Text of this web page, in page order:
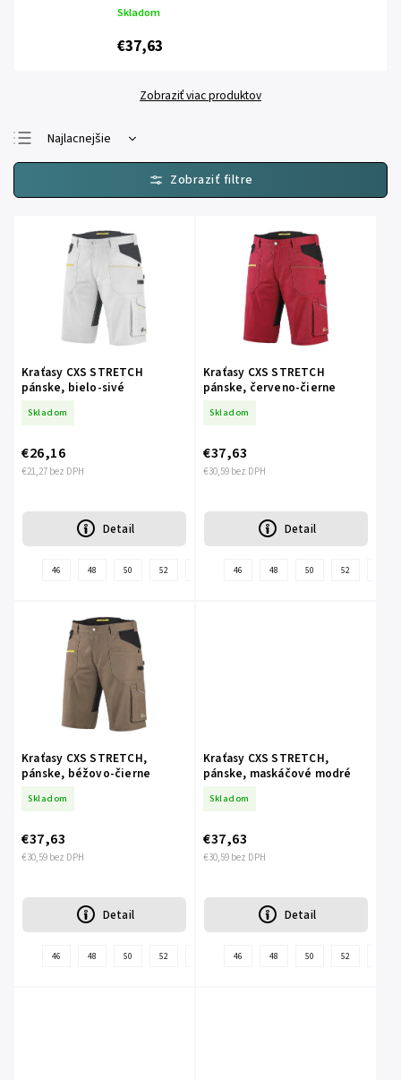
Skladom
€37,63
Zobraziť viac produktov
Najlacnejšie
Najdrahšie
Najpredávanejšie
Kraťasy CXS STRETCH
pánske, bielo-sivé
Skladom
€21,27 bez DPH
€26,16
Detail
46 48 50 52 56 58 60 62
Kraťasy CXS STRETCH
pánske, červeno-čierne
Skladom
€30,59 bez DPH
€37,63
Detail
46 48 50 52
Kraťasy CXS STRETCH,
pánske, béžovo-čierne
Skladom
€30,59 bez DPH
€37,63
Detail
46 48 50 52 56 58 60 62
Kraťasy CXS STRETCH,
pánske, maskáčové modré
Skladom
€30,59 bez DPH
€37,63
Detail
46 48 50 52